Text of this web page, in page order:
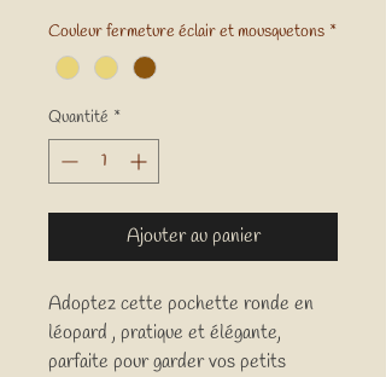
Couleur fermeture éclair et mousquetons *
Quantité *
Ajouter au panier
Adoptez cette pochette ronde en
léopard , pratique et élégante,
parfaite pour garder vos petits